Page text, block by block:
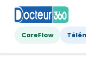
CareFlow